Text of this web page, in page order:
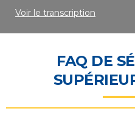
Voir le transcription
FAQ DE